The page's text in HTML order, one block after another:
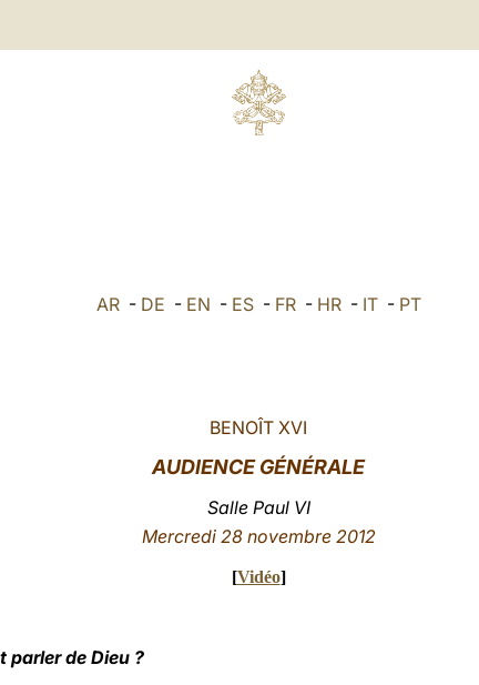
AR- DE - EN - ES- FR- HR- IT- PT
BENOÎT XVI
AUDIENCE GÉNÉRALE
Salle Paul VI
Mercredi 28 novembre 2012
[Vidéo]
parler de Dieu ?